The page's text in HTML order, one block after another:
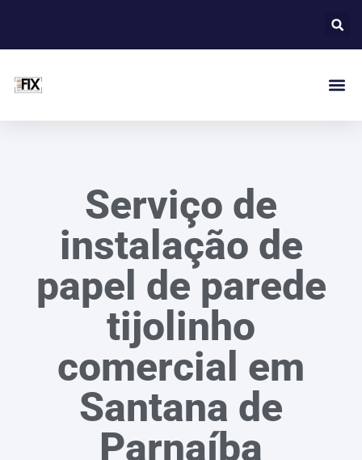
Serviço de
instalação de
papel de parede
tijolinho
comercial em
Santana de
Parnaíba